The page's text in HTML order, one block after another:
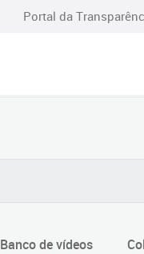
Portal da
Banco de vídeos